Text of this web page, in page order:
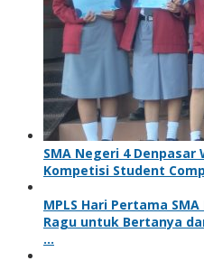
SMA Negeri 4
Kompetisi Student
MPLS Hari Pertama
Ragu untuk Bertanya
…